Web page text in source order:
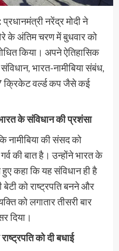
प्रधानमंत्री नरेंद्र मोदी ने
के अंतिम चरण में बुधवार को
किया। अपने ऐतिहासिक
भारत-नामीबिया संबंध,
क्रिकेट वर्ल्ड कप जैसे कई
के संविधान की प्रशंसा
नामीबिया की संसद को
की बात है। उन्होंने भारत के
कहा कि यह संविधान ही है
को राष्ट्रपति बनने और
को लगातार तीसरी बार
दिया।
को दी बधाई